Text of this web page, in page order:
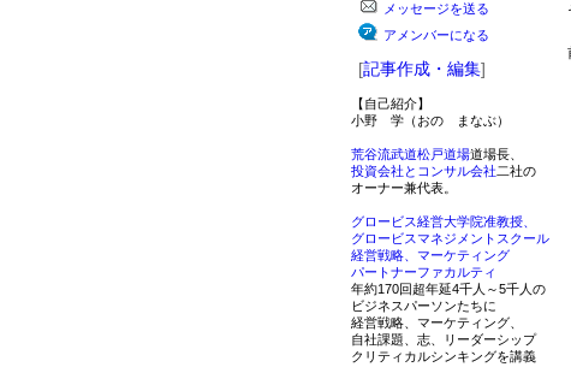
メッセージを送る
アメンバーになる
[記事作成・編集]
【自己紹介】
小野 学（おの まなぶ）
荒谷流武道松戸道場道場長、
投資会社とコンサル会社二社の
オーナー兼代表。
グロービス経営大学院准教授、
グロービスマネジメントスクール
経営戦略、マーケティング
パートナーファカルティ
年約170回超年延4千人～5千人の
ビジネスパーソンたちに
経営戦略、マーケティング、
自社課題、志、リーダーシップ
クリティカルシンキングを講義